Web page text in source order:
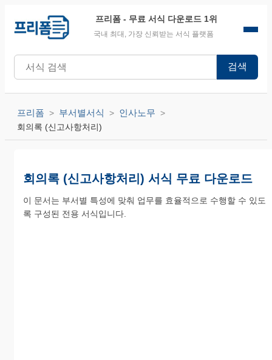
프리폼 - 무료 서식 다운로드 1위
국내 최대, 가장 신뢰받는 서식 플랫폼
검색
프리폼 부서별서식 인사노무
회의록 (신고사항처리)
회의록 (신고사항처리) 서식 무료 다운로드
이 문서는 부서별 특성에 맞춰 업무를 효율적으로 수행할 수 있도
록 구성된 전용 서식입니다.